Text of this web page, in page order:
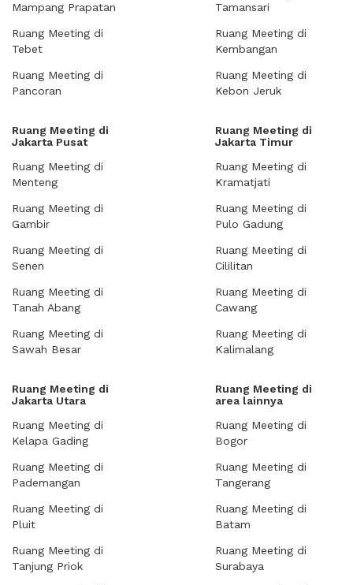
Mampang Prapatan
Ruang Meeting di
Tebet
Ruang Meeting di
Pancoran
Tamansari
Ruang Meeting di
Kembangan
Ruang Meeting di
Kebon Jeruk
Ruang Meeting di
Jakarta Pusat
Ruang Meeting di
Menteng
Ruang Meeting di
Gambir
Ruang Meeting di
Senen
Ruang Meeting di
Tanah Abang
Ruang Meeting di
Sawah Besar
Ruang Meeting di
Jakarta Timur
Ruang Meeting di
Kramatjati
Ruang Meeting di
Pulo Gadung
Ruang Meeting di
Cililitan
Ruang Meeting di
Cawang
Ruang Meeting di
Kalimalang
Ruang Meeting di
Jakarta Utara
Ruang Meeting di
Kelapa Gading
Ruang Meeting di
Pademangan
Ruang Meeting di
Pluit
Ruang Meeting di
Tanjung Priok
Ruang Meeting di
area lainnya
Ruang Meeting di
Bogor
Ruang Meeting di
Tangerang
Ruang Meeting di
Batam
Ruang Meeting di
Surabaya